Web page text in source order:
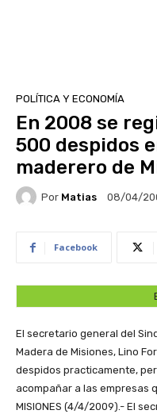
POLÍTICA Y ECONOMÍA
En 2008 se
500 despidos
maderero de
Por Matias 08/04/
Facebook
El secretario general del
Madera de Misiones, Lino
despidos practicamente,
acompañar a las empresas
MISIONES (4/4/2009).- El